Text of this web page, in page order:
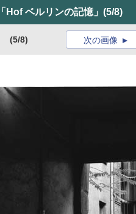
Hof ベルリンの記憶」 (5/8)
(5/8) 次の画像